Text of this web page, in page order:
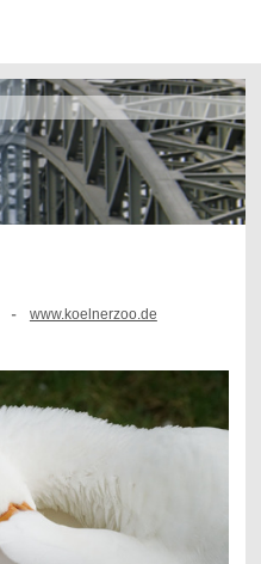
- www.koelnerzoo.de